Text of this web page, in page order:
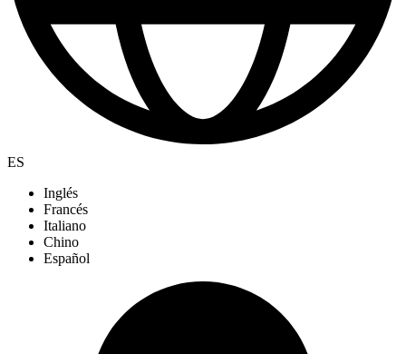
ES
Inglés
Francés
Italiano
Chino
Español